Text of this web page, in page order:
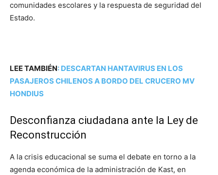
comunidades escolares y la respuesta de seguridad del
Estado.
LEE TAMBIÉN: DESCARTAN HANTAVIRUS EN LOS
PASAJEROS CHILENOS A BORDO DEL CRUCERO MV
HONDIUS
Desconfianza ciudadana ante la Ley de
Reconstrucción
A la crisis educacional se suma el debate en torno a la
agenda económica de la administración de Kast, en